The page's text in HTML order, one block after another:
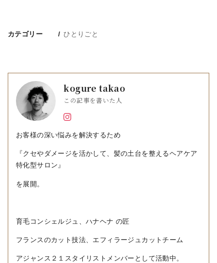
カテゴリー ひとりごと
kogure takao
この記事を書いた人
お客様の深い悩みを解決するため
『クセやダメージを活かして、髪の土台を整えるヘアケア
特化型サロン』
を展開。
育毛コンシェルジュ、ハナヘナ の匠
フランスのカット技法、エフィラージュカットチーム
アジャンス２１スタイリストメンバーとして活動中。